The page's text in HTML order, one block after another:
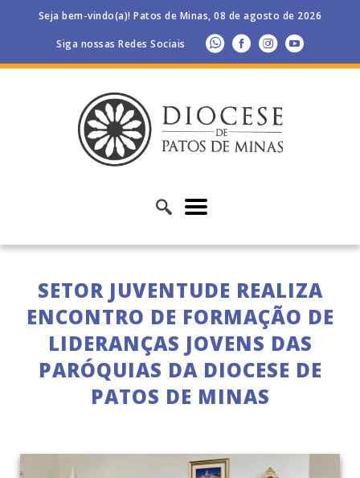
Seja bem-vindo(a)! Patos de Minas, 08 de agosto de 2026
Siga nossas Redes Sociais
SETOR JUVENTUDE REALIZA
ENCONTRO DE FORMAÇÃO DE
LIDERANÇAS JOVENS DAS
PARÓQUIAS DA DIOCESE DE
PATOS DE MINAS